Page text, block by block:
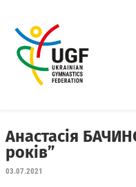
Анастасія
років”
03.07.2021